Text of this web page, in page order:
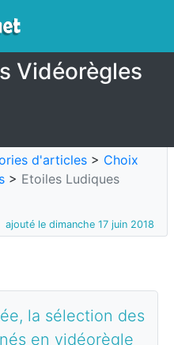
Vidéorègles
d'articles > Choix
> Etoiles Ludiques
ajouté le dimanche 17 juin 2018
la sélection des
en vidéorègle